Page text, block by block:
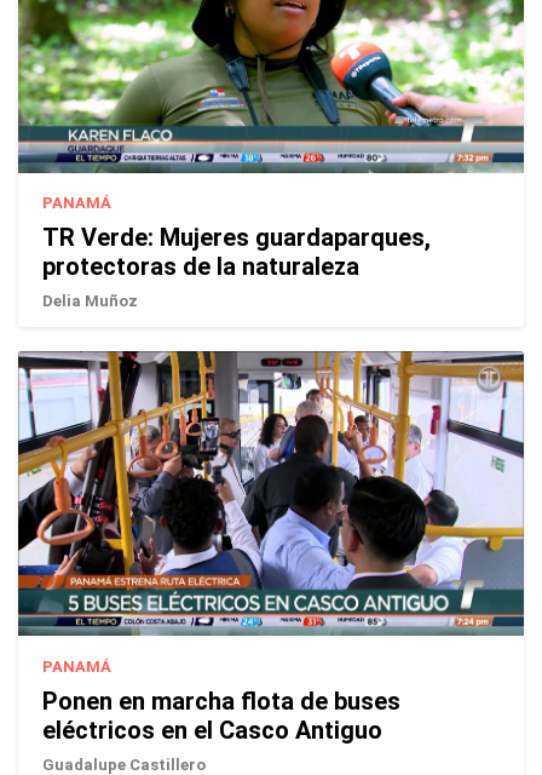
PANAMÁ
TR Verde: Mujeres guardaparques,
protectoras de la naturaleza
Delia Muñoz
PANAMÁ
Ponen en marcha flota de buses
eléctricos en el Casco Antiguo
Guadalupe Castillero